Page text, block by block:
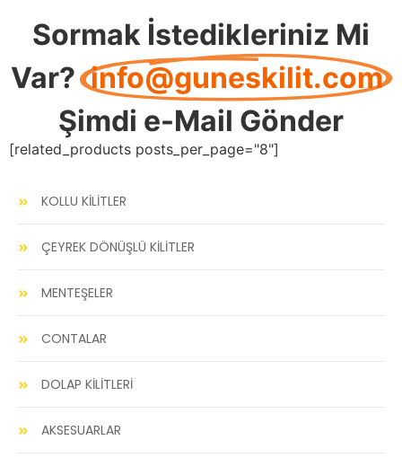
Sormak İstedikleriniz Mi
Var? info@guneskilit.com
Şimdi e-Mail Gönder
[related_products posts_per_page="8"]
KOLLU KİLİTLER
ÇEYREK DÖNÜŞLÜ KİLİTLER
MENTEŞELER
CONTALAR
DOLAP KİLİTLERİ
AKSESUARLAR